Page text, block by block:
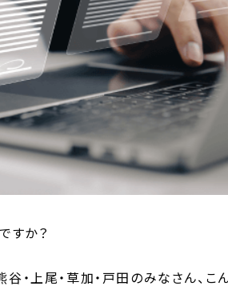
すか？
・上尾・草加・戸田のみなさん、こ